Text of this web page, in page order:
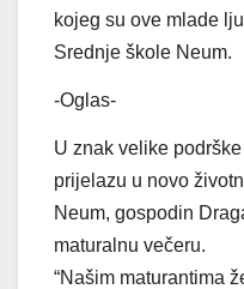
kojeg su ove mlade
Srednje škole Neum.
-Oglas-
U znak velike
prijelazu u novo
Neum, gospodin
maturalnu večeru.
“Našim maturantima